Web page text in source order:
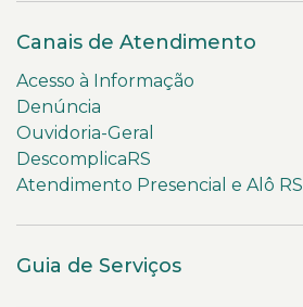
Canais de Atendimento
Acesso à Informação
Denúncia
Ouvidoria-Geral
DescomplicaRS
Atendimento Presencial e Alô RS
Guia de Serviços